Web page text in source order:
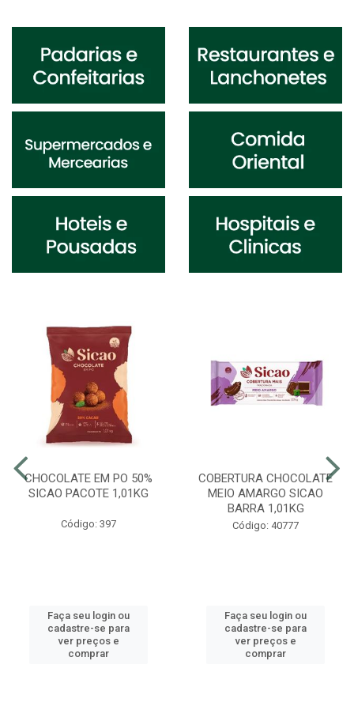
CHOCOLATE EM PO 50%
SICAO PACOTE 1,01KG
Código: 397
Faça seu login ou
cadastre-se para
ver preços e
comprar
COBERTURA CHOCOLATE
MEIO AMARGO SICAO
BARRA 1,01KG
Código: 40777
Faça seu login ou
cadastre-se para
ver preços e
comprar